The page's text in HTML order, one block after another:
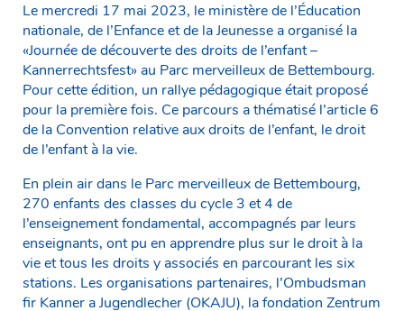
Le mercredi 17 mai 2023, le ministère de l’Éducation
nationale, de l’Enfance et de la Jeunesse a organisé la
«Journée de découverte des droits de l’enfant –
Kannerrechtsfest» au Parc merveilleux de Bettembourg.
Pour cette édition, un rallye pédagogique était proposé
pour la première fois. Ce parcours a thématisé l’article 6
de la Convention relative aux droits de l’enfant, le droit
de l’enfant à la vie.
En plein air dans le Parc merveilleux de Bettembourg,
270 enfants des classes du cycle 3 et 4 de
l’enseignement fondamental, accompagnés par leurs
enseignants, ont pu en apprendre plus sur le droit à la
vie et tous les droits y associés en parcourant les six
stations. Les organisations partenaires, l’Ombudsman
fir Kanner a Jugendlecher (OKAJU), la fondation Zentrum